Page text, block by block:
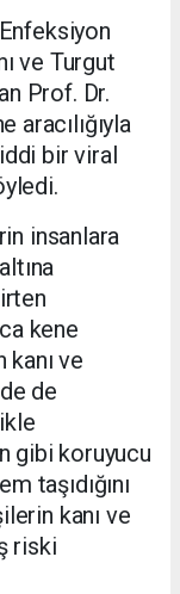
ve Turgut
Prof. Dr.
aracılığıyla
bir viral
insanlara
kene
kanı ve
de
gibi koruyucu
taşıdığını
kanı ve
riski